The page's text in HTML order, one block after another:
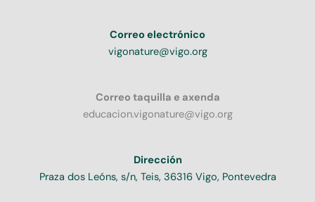
Correo electrónico
vigonature@vigo.org
Correo taquilla e axenda
educacion.vigonature@vigo.org
Dirección
Praza dos Leóns, s/n, Teis, 36316 Vigo, Pontevedra